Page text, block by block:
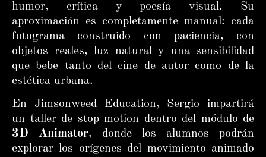
humor, crítica y poesía visual. Su
aproximación es completamente manual: cada
fotograma construido con paciencia, con
objetos reales, luz natural y una sensibilidad
que bebe tanto del cine de autor como de la
estética urbana.
En Jimsonweed Education, Sergio impartirá
un taller de stop motion dentro del módulo de
3D Animator, donde los alumnos podrán
explorar los orígenes del movimiento animado